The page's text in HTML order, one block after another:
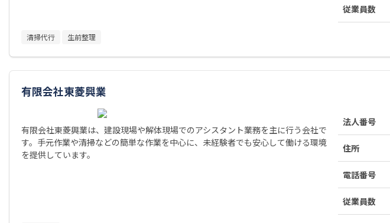
従業員数
清掃代行 生前整理
有限会社東菱興業
有限会社東菱興業は、建設現場や解体現場でのアシスタント業務を主に行う会社で
す。手元作業や清掃などの簡単な作業を中心に、未経験者でも安心して働ける環境
を提供しています。
法人番号
住所
電話番号
従業員数